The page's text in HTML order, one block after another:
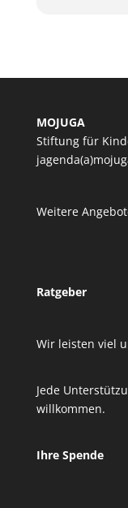
MOJUGA
Stiftung für
Weitere
Ratgeber
Wir leisten viel
Jede
willkommen.
Ihre Spende